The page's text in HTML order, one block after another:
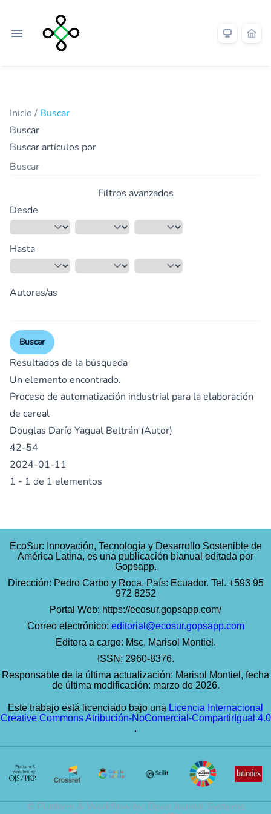
Inicio / Buscar
Buscar
Buscar artículos por
Filtros avanzados
Desde
Hasta
Autores/as
Buscar
Resultados de la búsqueda
Un elemento encontrado.
Proceso de automatización industrial para la elaboración
de cereal
Douglas Darío Yagual Beltrán (Autor)
42-54
2024-01-11
1 - 1 de 1 elementos
EcoSur: Innovación, Tecnología y Desarrollo Sostenible de
América Latina, es una publicación bianual editada por
Gopsapp.
Dirección: Pedro Carbo y Roca. País: Ecuador. Tel. +593 95
972 8252
Portal Web: https://ecosur.gopsapp.com/
Correo electrónico: editorial@ecosur.gopsapp.com
Editora a cargo: Msc. Marisol Montiel.
ISSN: 2960-8376.
Responsable de la última actualización: Marisol Montiel, fecha
de última modificación: marzo de 2026.
Este trabajo está licenciado bajo una Licencia Internacional
Creative Commons Atribución-NoComercial-CompartirIgual 4.0
.
© Platform & Workflow by: Open Journal Systems